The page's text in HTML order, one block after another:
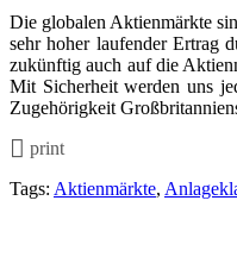
Die globalen Aktienmärkte
sehr hoher laufender Ertrag
zukünftig auch auf die
Mit Sicherheit werden uns
Zugehörigkeit
print
Tags: Aktienmärkte,